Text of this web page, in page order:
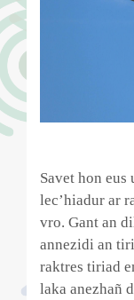
Savet hon eus
lec’hiadur ar
vro. Gant an
annezidi an
raktres tiriad
laka anezhañ